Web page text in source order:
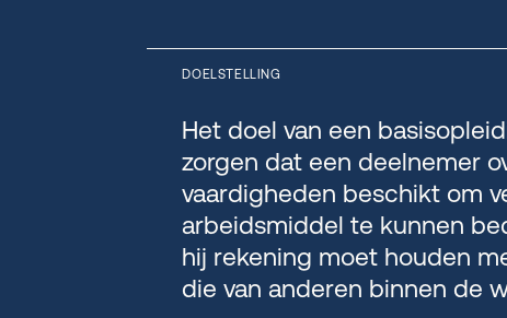
DOELSTELLING
Het doel van een
zorgen dat een deelnemer
vaardigheden beschikt om
arbeidsmiddel te kunnen
hij rekening moet houden
die van anderen binnen de